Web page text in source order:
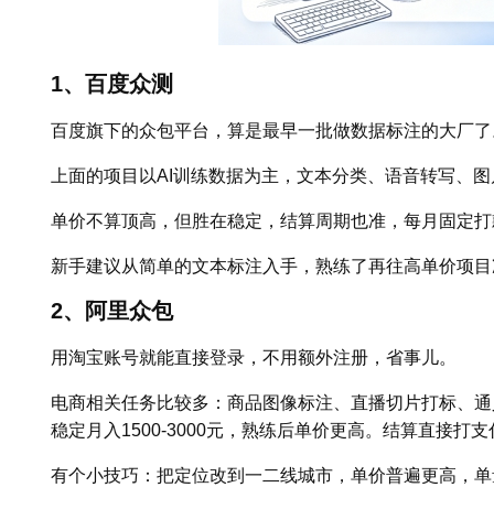
1、百度众测
百度旗下的众包平台，算是最早一批做数据标注的大厂
上面的项目以AI训练数据为主，文本分类、语音转写、
单价不算顶高，但胜在稳定，结算周期也准，每月固定
新手建议从简单的文本标注入手，熟练了再往高单价项
2、阿里众包
用淘宝账号就能直接登录，不用额外注册，省事儿。
电商相关任务比较多：商品图像标注、直播切片打标、
稳定月入1500-3000元，熟练后单价更高。结算直接打
有个小技巧：把定位改到一二线城市，单价普遍更高，